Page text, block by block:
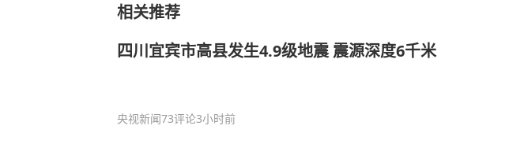
相关推荐
四川宜宾市高县发生4.9级地震 震源深度6千米
央视新闻73评论3小时前